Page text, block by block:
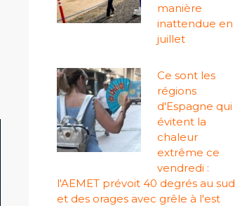
manière
inattendue en
juillet
Ce sont les
régions
d'Espagne qui
évitent la
chaleur
extrême ce
vendredi :
l'AEMET prévoit 40 degrés au sud
et des orages avec grêle à l'est